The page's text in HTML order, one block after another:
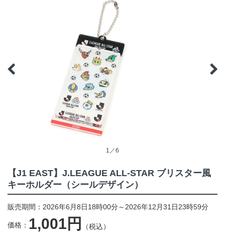
1／6
【J1 EAST】J.LEAGUE ALL-STAR ブリスター風
キーホルダー（シールデザイン）
販売期間：2026年6月8日18時00分～2026年12月31日23時59分
価格： 1,001円 （税込）